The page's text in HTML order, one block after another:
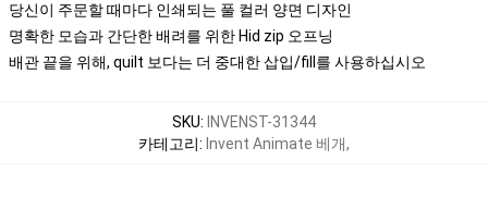
당신이 주문할 때마다 인쇄되는 풀 컬러 양면 디자인
명확한 모습과 간단한 배려를 위한 Hid zip 오프닝
배관 끝을 위해, quilt 보다는 더 중대한 삽입/fill를 사용하십시오
SKU: INVENST-31344
카테고리: Invent Animate 베개,